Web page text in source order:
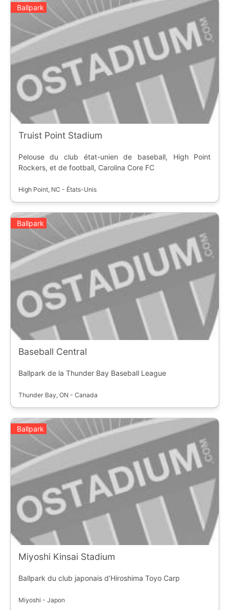
Ballpark
Truist Point Stadium
Pelouse du club état-unien de baseball, High Point
Rockers, et de football, Carolina Core FC
High Point, NC - États-Unis
Ballpark
Baseball Central
Ballpark de la Thunder Bay Baseball League
Thunder Bay, ON - Canada
Ballpark
Miyoshi Kinsai Stadium
Ballpark du club japonais d’Hiroshima Toyo Carp
Miyoshi - Japon